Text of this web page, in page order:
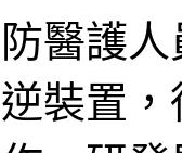
醫護
裝置